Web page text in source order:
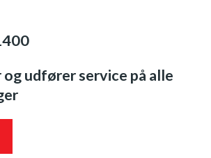
udfører service på alle